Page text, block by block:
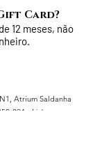
Card?
12 meses, não
Atrium Saldanha
094 - Lisboa